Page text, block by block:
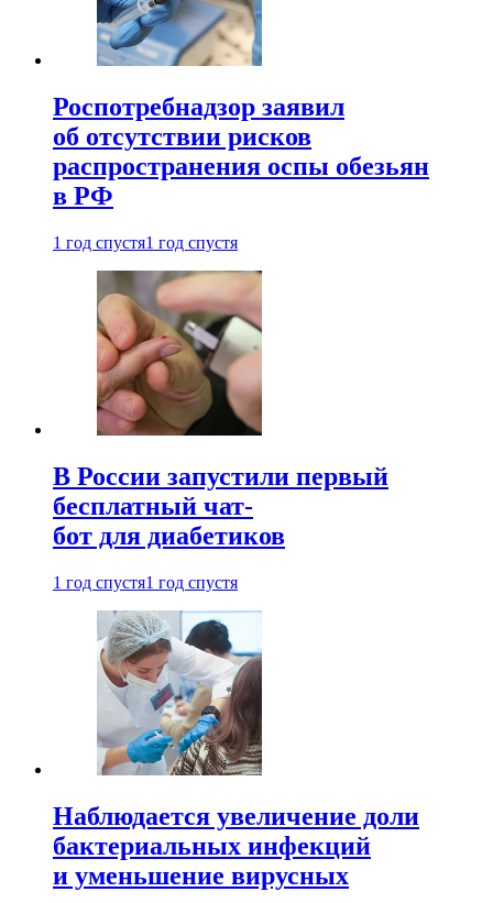
Роспотребнадзор заявил
об отсутствии рисков
распространения оспы обезьян
в РФ
1 год спустя1 год спустя
В России запустили первый
бесплатный чат-
бот для диабетиков
1 год спустя1 год спустя
Наблюдается увеличение доли
бактериальных инфекций
и уменьшение вирусных